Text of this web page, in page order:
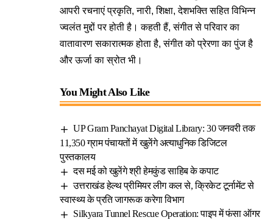
आपरी रचनाएं प्रकृति, नारी, शिक्षा, देशभक्ति सहित विभिन्न
ज्वलंत मुद्दों पर होती है। कहती हैं, संगीत से परिवार का
वातावारण सकारात्मक होता है, संगीत को प्रेरणा का पुंज है
और ऊर्जा का स्रोत भी।
You Might Also Like
UP Gram Panchayat Digital Library: 30 जनवरी तक
11,350 ग्राम पंचायतों में खुलेंगे अत्याधुनिक डिजिटल
पुस्तकालय
दस मई को खुलेंगे श्री हेमकुंड साहिब के कपाट
उत्तराखंड हेल्थ प्रीमियर लीग कल से, क्रिकेट टूर्नामेंट से
स्वास्थ्य के प्रति जागरूक करेगा विभाग
Silkyara Tunnel Rescue Operation: पाइप में फंसा ऑगर